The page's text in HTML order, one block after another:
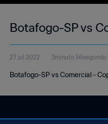
Botafogo-SP vs
27 jul 2022 3minuto 56segundo
Botafogo-SP vs Comercial -